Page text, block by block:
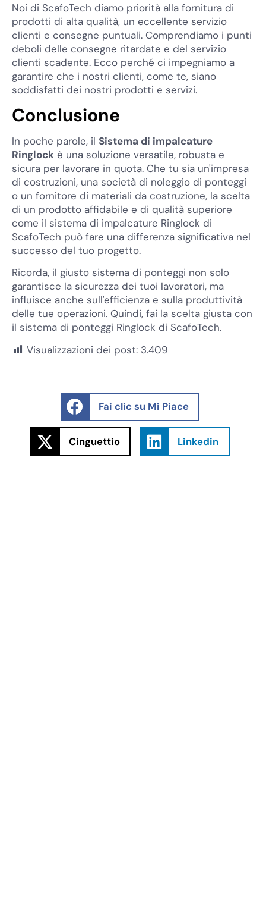
Noi di ScafoTech diamo priorità alla fornitura di
prodotti di alta qualità, un eccellente servizio
clienti e consegne puntuali. Comprendiamo i punti
deboli delle consegne ritardate e del servizio
clienti scadente. Ecco perché ci impegniamo a
garantire che i nostri clienti, come te, siano
soddisfatti dei nostri prodotti e servizi.
Conclusione
In poche parole, il Sistema di impalcature
Ringlock è una soluzione versatile, robusta e
sicura per lavorare in quota. Che tu sia un'impresa
di costruzioni, una società di noleggio di ponteggi
o un fornitore di materiali da costruzione, la scelta
di un prodotto affidabile e di qualità superiore
come il sistema di impalcature Ringlock di
ScafoTech può fare una differenza significativa nel
successo del tuo progetto.
Ricorda, il giusto sistema di ponteggi non solo
garantisce la sicurezza dei tuoi lavoratori, ma
influisce anche sull'efficienza e sulla produttività
delle tue operazioni. Quindi, fai la scelta giusta con
il sistema di ponteggi Ringlock di ScafoTech.
Visualizzazioni dei post: 3.409
Fai clic su Mi Piace
Cinguettio Linkedin